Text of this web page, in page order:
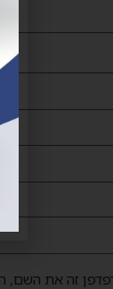
זה את השם,